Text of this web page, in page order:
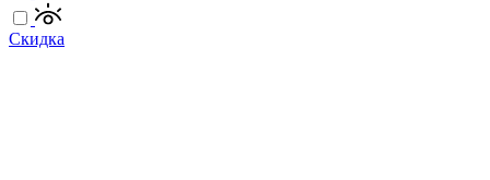
Скидка